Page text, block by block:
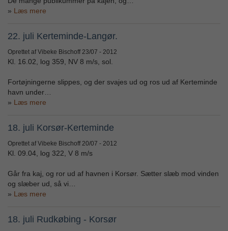
Læs mere
22. juli Kerteminde-Langør.
Oprettet af Vibeke Bischoff23/07 - 2012
Kl. 16.02, log 359, NV 8 m/s, sol.
Fortøjningerne slippes, og der svajes ud og ros ud af Kerteminde
havn under…
Læs mere
18. juli Korsør-Kerteminde
Oprettet af Vibeke Bischoff20/07 - 2012
Kl. 09.04, log 322, V 8 m/s
Går fra kaj, og ror ud af havnen i Korsør. Sætter slæb mod vinden
og slæber ud, så vi…
Læs mere
18. juli Rudkøbing - Korsør